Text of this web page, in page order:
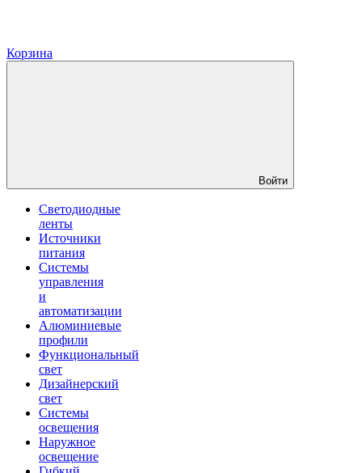
Корзина
Войти
Светодиодные
ленты
Источники
питания
Системы
управления
и
автоматизации
Алюминиевые
профили
Функциональный
свет
Дизайнерский
свет
Системы
освещения
Наружное
освещение